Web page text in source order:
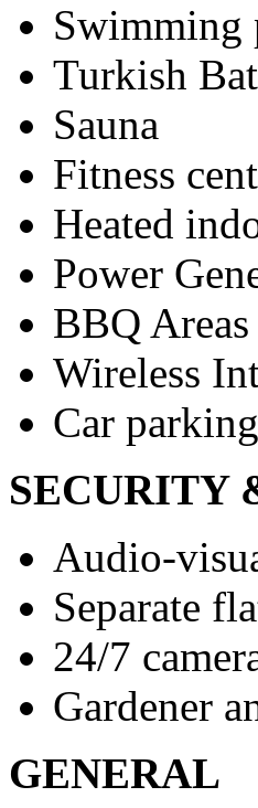
Swimming
Turkish
Sauna
Fitness
Heated
Power
BBQ Areas
Wireless
Car
SECURITY
Audio-
Separate
24/7
Gardener
GENERAL